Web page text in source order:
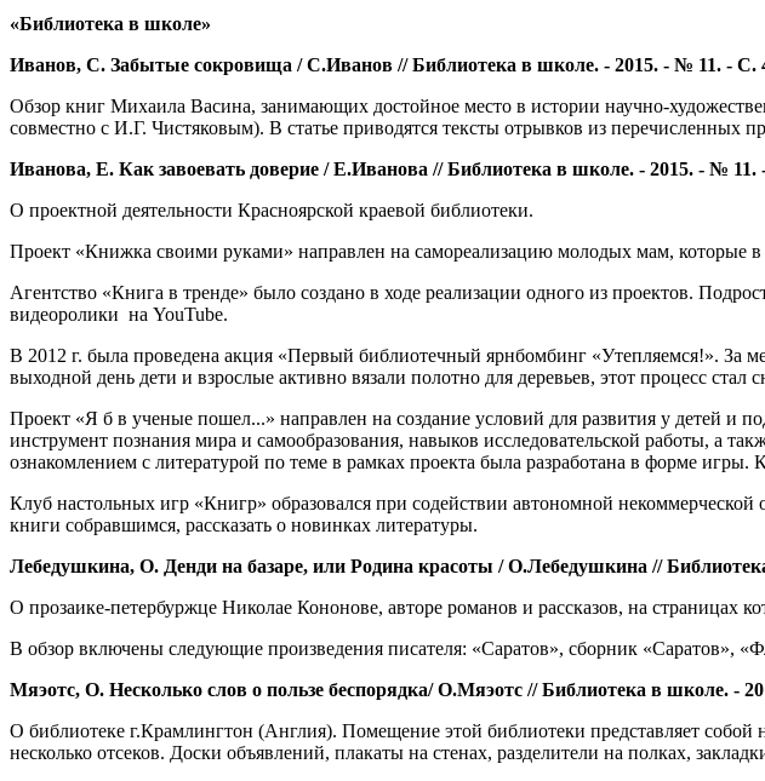
«Библиотека в школе»
Иванов, С. Забытые сокровища / С.Иванов // Библиотека в школе. - 2015. - № 11. -
Обзор книг Михаила Васина, занимающих достойное место в истории научно-
совместно с И.Г. Чистяковым). В статье приводятся тексты отрывков из перечисленных
Иванова, Е. Как завоевать доверие / Е.Иванова // Библиотека в школе. - 2015. - № 11.
О проектной деятельности Красноярской краевой библиотеки.
Проект «Книжка своими руками» направлен на самореализацию молодых мам, которые
Агентство «Книга в тренде» было создано в ходе реализации одного из проектов.
видеоролики на YouTube.
В 2012 г. была проведена акция «Первый библиотечный ярнбомбинг «Утепляемся!». За
выходной день дети и взрослые активно вязали полотно для деревьев, этот процесс
Проект «Я б в ученые пошел...» направлен на создание условий для развития у детей и
инструмент познания мира и самообразования, навыков исследовательской работы, а
ознакомлением с литературой по теме в рамках проекта была разработана в форме
Клуб настольных игр «Книгр» образовался при содействии автономной некоммерческой
книги собравшимся, рассказать о новинках литературы.
Лебедушкина, О. Денди на базаре, или Родина красоты / О.Лебедушкина //
О прозаике-петербуржце Николае Кононове, авторе романов и рассказов, на страницах
В обзор включены следующие произведения писателя: «Саратов», сборник «Саратов»,
Мяэотс, О. Несколько слов о пользе беспорядка/ О.Мяэотс // Библиотека в школе. -
О библиотеке г.Крамлингтон (Англия). Помещение этой библиотеки представляет
несколько отсеков. Доски объявлений, плакаты на стенах, разделители на полках,